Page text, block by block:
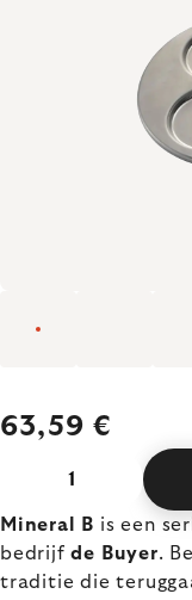
63,59 €
Mineral B is een
bedrijfde Buyer.
traditie die